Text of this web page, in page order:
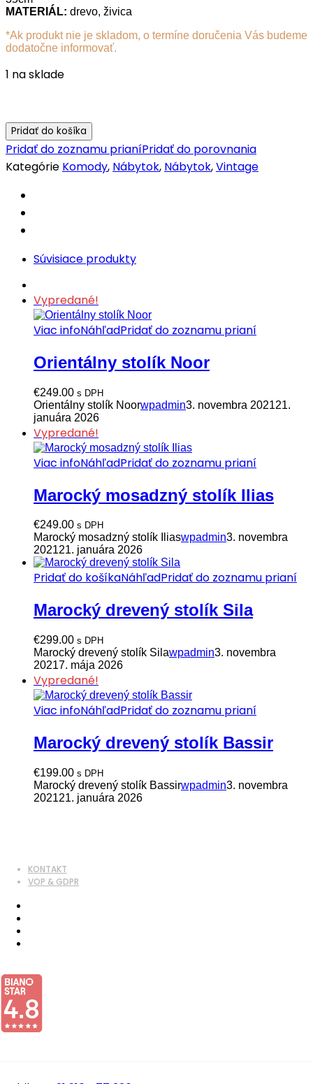
MATERIÁL: drevo, živica
*Ak produkt nie je skladom, o termíne doručenia Vás budeme
dodatočne informovať.
1 na sklade
Pridať do košíka
Pridať do zoznamu prianíPridať do porovnania
Kategórie Komody, Nábytok, Nábytok,Vintage
Súvisiace produkty
Vypredané!
Viac infoNáhľadPridať do zoznamu prianí
Orientálny stolík Noor
€249.00 s DPH
Orientálny stolík Noorwpadmin3. novembra 202121.
januára 2026
Vypredané!
Viac infoNáhľadPridať do zoznamu prianí
Marocký mosadzný stolík Ilias
€249.00 s DPH
Marocký mosadzný stolík Iliaswpadmin3. novembra
202121. januára 2026
Pridať do košíkaNáhľadPridať do zoznamu prianí
Marocký drevený stolík Sila
€299.00 s DPH
Marocký drevený stolík Silawpadmin3. novembra
20217. mája 2026
Vypredané!
Viac infoNáhľadPridať do zoznamu prianí
Marocký drevený stolík Bassir
€199.00 s DPH
Marocký drevený stolík Bassirwpadmin3. novembra
202121. januára 2026
KONTAKT
VOP & GDPR